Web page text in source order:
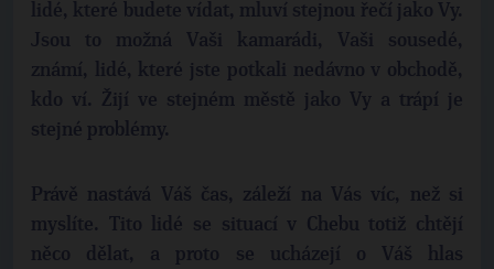
lidé, které budete vídat, mluví stejnou řečí jako Vy.
Jsou to možná Vaši kamarádi, Vaši sousedé,
známí, lidé, které jste potkali nedávno v obchodě,
kdo ví. Žijí ve stejném městě jako Vy a trápí je
stejné problémy.
Právě nastává Váš čas, záleží na Vás víc, než si
myslíte. Tito lidé se situací v Chebu totiž chtějí
něco dělat, a proto se ucházejí o Váš hlas